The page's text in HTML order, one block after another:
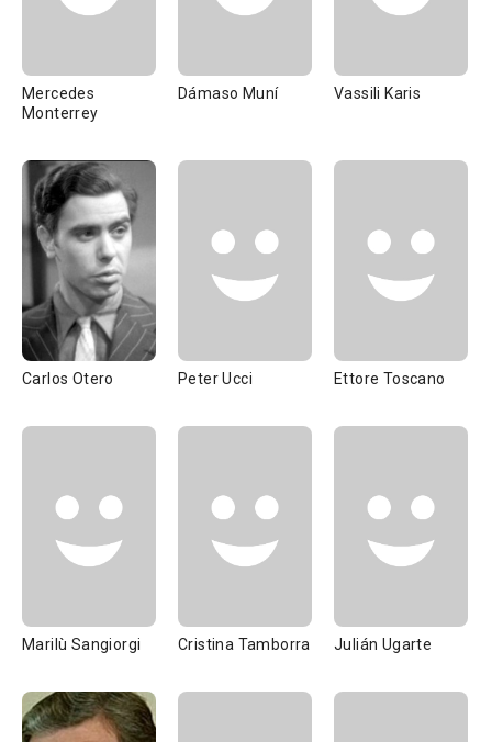
Mercedes
Monterrey
Dámaso Muní Vassili Karis
Carlos Otero Peter Ucci Ettore Toscano
Marilù Sangiorgi Cristina Tamborra Julián Ugarte